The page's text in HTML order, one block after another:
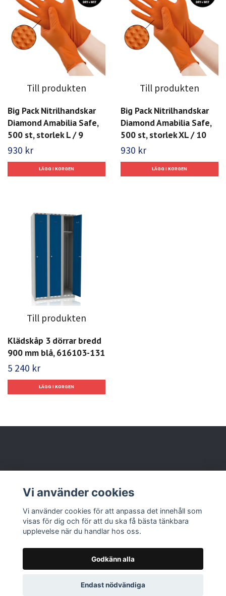
Till produkten
Big Pack Nitrilhandskar
Diamond Amabilia Safe,
500 st, storlek L / 9
930 kr
Till produkten
Big Pack Nitrilhandskar
Diamond Amabilia Safe,
500 st, storlek XL / 10
930 kr
Till produkten
Klädskåp 3 dörrar bredd
900 mm blå, 616103-131
5 240 kr
Läs mer
© 2026 Nolbox AB
Vi använder cookies
Vi använder cookies för att anpassa det innehåll som
visas för dig och för att du ska få bästa tänkbara
upplevelse när du handlar hos oss.
Godkänn alla
Endast nödvändiga